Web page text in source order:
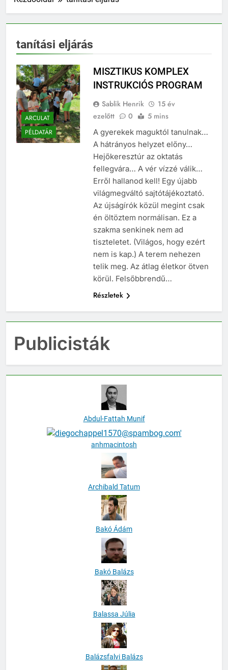
tanítási eljárás
ARCULAT
PÉLDATÁR
MISZTIKUS KOMPLEX
INSTRUKCIÓS PROGRAM
Sablik Henrik
15 év
ezelőtt
0 5 mins
A gyerekek maguktól tanulnak…
A hátrányos helyzet előny…
Hejőkeresztúr az oktatás
fellegvára… A vér vízzé válik…
Erről hallanod kell! Egy újabb
világmegváltó sajtótájékoztató.
Az újságírók közül megint csak
én öltöztem normálisan. Ez a
szakma senkinek nem ad
tiszteletet. (Világos, hogy ezért
nem is kap.) A terem nehezen
telik meg. Az átlag életkor ötven
körül. Felsőbbrendű…
Részletek
Publicisták
Abdul-Fattah Munif
anhmacintosh
Archibald Tatum
Bakó Ádám
Bakó Balázs
Balassa Júlia
Balázsfalvi Balázs